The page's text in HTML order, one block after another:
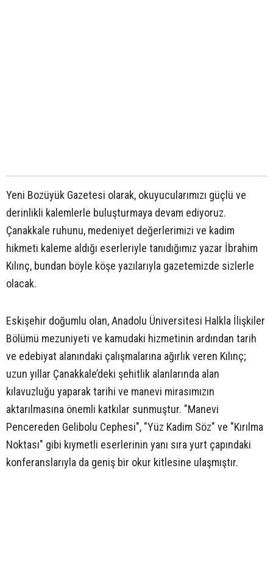
Yeni Bozüyük Gazetesi olarak, okuyucularımızı güçlü ve
derinlikli kalemlerle buluşturmaya devam ediyoruz.
Çanakkale ruhunu, medeniyet değerlerimizi ve kadim
hikmeti kaleme aldığı eserleriyle tanıdığımız yazar İbrahim
Kılınç, bundan böyle köşe yazılarıyla gazetemizde sizlerle
olacak.
Eskişehir doğumlu olan, Anadolu Üniversitesi Halkla İlişkiler
Bölümü mezuniyeti ve kamudaki hizmetinin ardından tarih
ve edebiyat alanındaki çalışmalarına ağırlık veren Kılınç;
uzun yıllar Çanakkale’deki şehitlik alanlarında alan
kılavuzluğu yaparak tarihi ve manevi mirasımızın
aktarılmasına önemli katkılar sunmuştur. "Manevi
Pencereden Gelibolu Cephesi", "Yüz Kadim Söz" ve "Kırılma
Noktası" gibi kıymetli eserlerinin yanı sıra yurt çapındaki
konferanslarıyla da geniş bir okur kitlesine ulaşmıştır.